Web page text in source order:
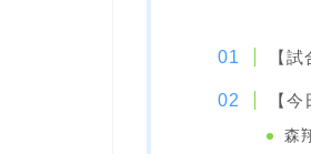
【
【
森